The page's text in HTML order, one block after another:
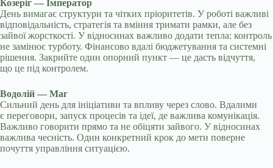
Козеріг — Імператор
День вимагає структури та чітких пріоритетів. У роботі важливі
відповідальність, стратегія та вміння тримати рамки, але без
зайвої жорсткості. У відносинах важливо додати тепла: контроль
не замінює турботу. Фінансово вдалі бюджетування та системні
рішення. Закрийте один опорний пункт — це дасть відчуття,
що це під контролем.
Водолій — Маг
Сильний день для ініціативи та впливу через слово. Вдалими
є переговори, запуск процесів та ідеї, де важлива комунікація.
Важливо говорити прямо та не обіцяти зайвого. У відносинах
важлива чесність. Один конкретний крок до мети поверне
почуття управління ситуацією.